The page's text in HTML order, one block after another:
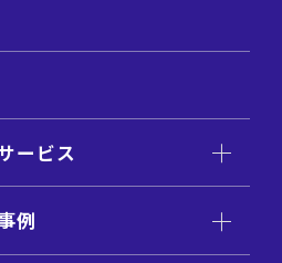
ービス
例